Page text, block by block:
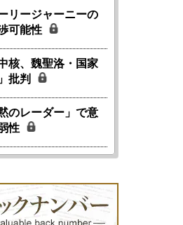
リージャーニーの
可能性
核、魏聖洛・国家
批判
のレーダー」で意
性